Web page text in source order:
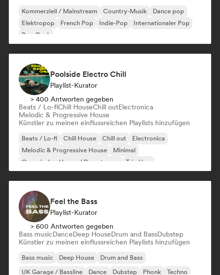
Kommerziell / Mainstream Country-Musik
Dance pop
Elektropop
French Pop Indie-Pop
Internationaler Pop
Pop-Rock
Poolside Electro Chill
Playlist-Kurator
> 400 Antworten gegeben
Beats / Lo-fiChill HouseChill outElectronica
Melodic & Progressive House
Künstler zu meinen einflussreichen Playlists hinzufügen
Beats / Lo-fi Chill House Chill out
Electronica
Melodic & Progressive House
Minimal
Organischer House / Downtempo
Trip Hop
Feel the Bass
Playlist-Kurator
> 600 Antworten gegeben
Bass musicDanceDeep HouseDrum and BassDubstep
Künstler zu meinen einflussreichen Playlists hinzufügen
Bass music Deep House
Drum and Bass
UK Garage / Bassline
Dance Dubstep Phonk Techno